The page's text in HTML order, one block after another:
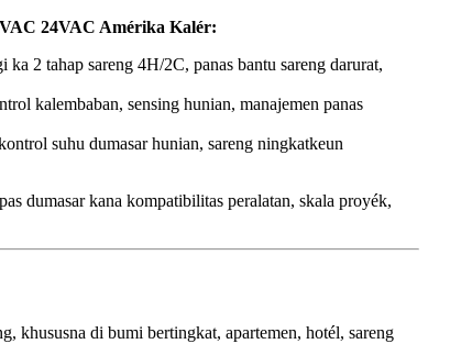
24VAC Amérika Kalér:
2 tahap sareng 4H/2C, panas bantu sareng darurat,
kalembaban, sensing hunian, manajemen panas
suhu dumasar hunian, sareng ningkatkeun
dumasar kana kompatibilitas peralatan, skala proyék,
khususna di bumi bertingkat, apartemen, hotél, sareng